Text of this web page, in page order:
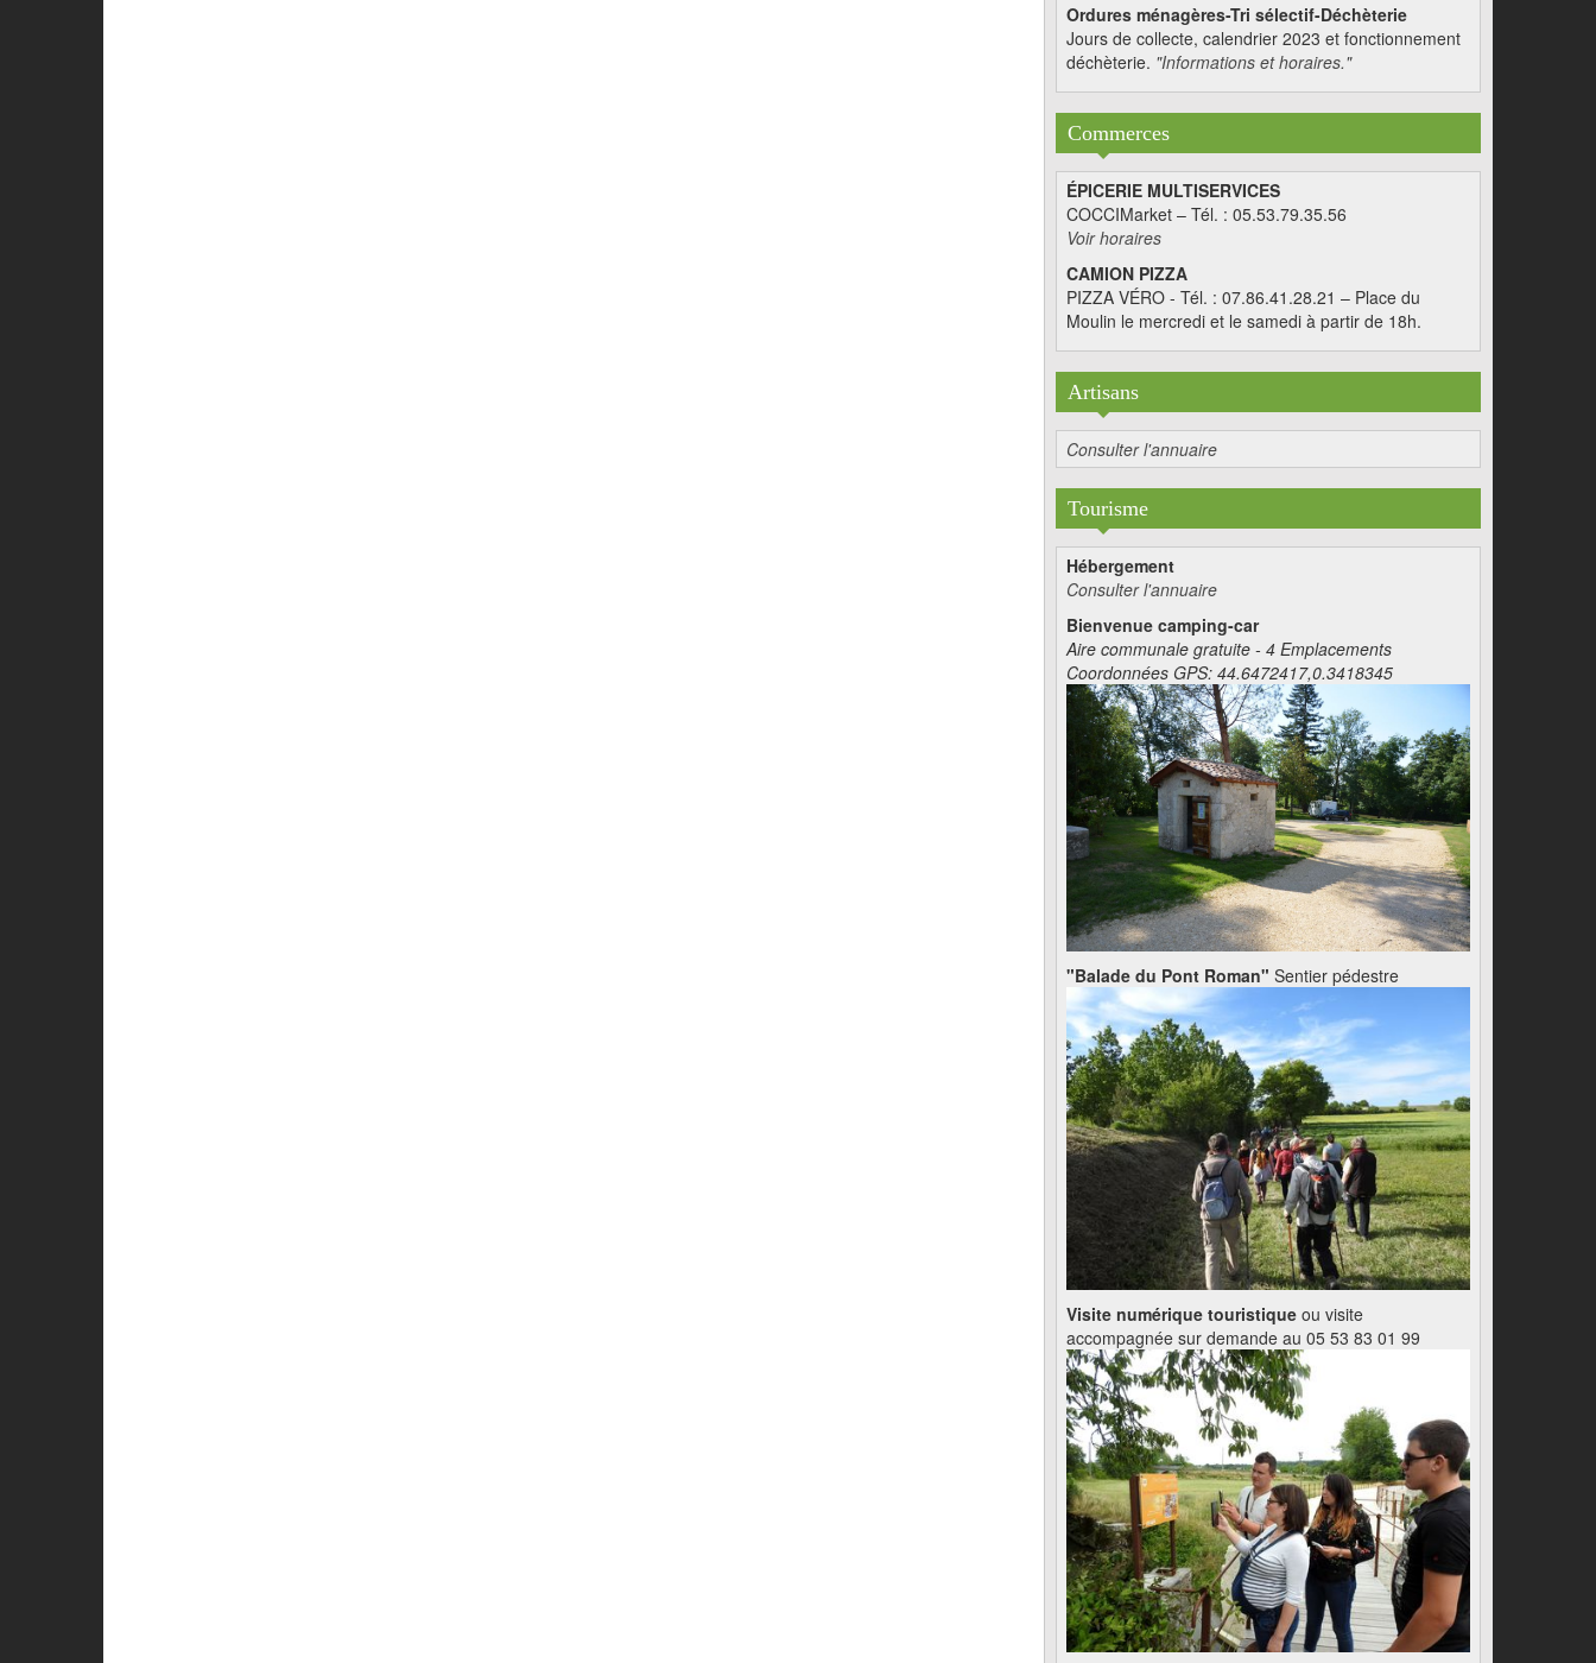
Ordures ménagères-Tri sélectif-Déchèterie
Jours de collecte, calendrier 2023 et fonctionnement
déchèterie. "Informations et horaires."
Commerces
ÉPICERIE MULTISERVICES
COCCIMarket – Tél. : 05.53.79.35.56
Voir horaires
CAMION PIZZA
PIZZA VÉRO - Tél. : 07.86.41.28.21 – Place du
Moulin le mercredi et le samedi à partir de 18h.
Artisans
Consulter l'annuaire
Tourisme
Hébergement
Consulter l'annuaire
Bienvenue camping-car
Aire communale gratuite - 4 Emplacements
Coordonnées GPS: 44.6472417,0.3418345
"Balade du Pont Roman" Sentier pédestre
Visite numérique touristique ou visite
accompagnée sur demande au 05 53 83 01 99